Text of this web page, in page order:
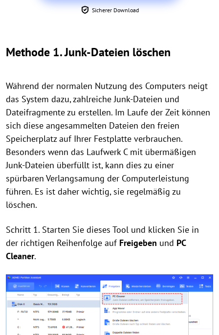
Sicherer Download
Methode 1. Junk-Dateien löschen
Während der normalen Nutzung des Computers neigt
das System dazu, zahlreiche Junk-Dateien und
Dateifragmente zu erstellen. Im Laufe der Zeit können
sich diese angesammelten Dateien den freien
Speicherplatz auf Ihrer Festplatte verbrauchen.
Besonders wenn das Laufwerk C mit übermäßigen
Junk-Dateien überfüllt ist, kann dies zu einer
spürbaren Verlangsamung der Computerleistung
führen. Es ist daher wichtig, sie regelmäßig zu
löschen.
Schritt 1. Starten Sie dieses Tool und klicken Sie in
der richtigen Reihenfolge auf Freigeben und PC
Cleaner.